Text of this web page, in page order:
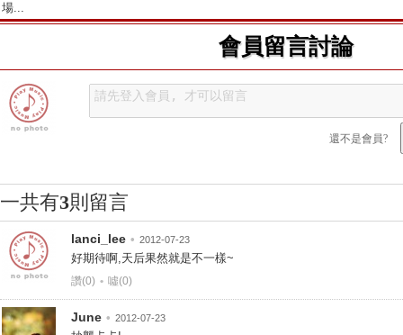
場...
會員留言討論
還不是會員?
一共有3則留言
lanci_lee • 2012-07-23
好期待啊,天后果然就是不一樣~
讚(0) • 噓(0)
June • 2012-07-23